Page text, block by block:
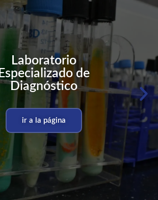
Laboratorio
Especializado de
Diagnóstico
ir a la página